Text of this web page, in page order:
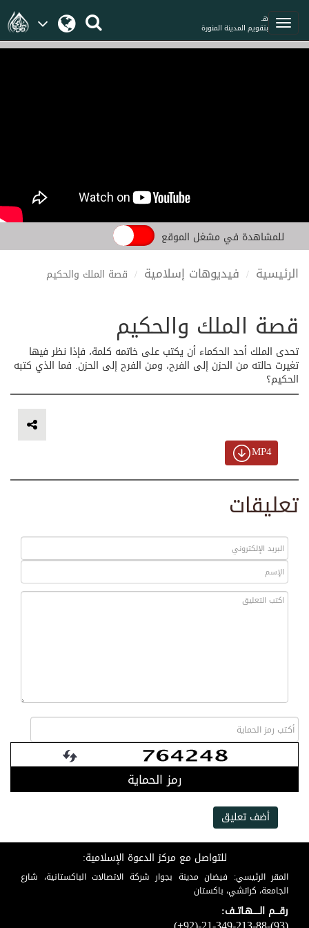
هـ
بتقويم المدينة المنورة
للمشاهدة في مشغل الموقع
الرئيسية فيديوهات إسلامية قصة الملك والحكيم
قصة الملك والحكيم
تحدى الملك أحد الحكماء أن يكتب على خاتمه كلمة، فإذا نظر فيها
تغيرت حالته من الحزن إلى الفرح، ومن الفرح إلى الحزن. فما الذي كتبه
الحكيم؟
MP4
تعليقات
رمز الحماية
أضف تعليق
للتواصل مع مركز الدعوة الإسلامية:
المقر الرئيسي: فيضان مدينة بجوار شركة الاتصالات الباكستانية، شارع
الجامعة، كراتشي، باكستان
رقـــم الـــــهـاتــف: